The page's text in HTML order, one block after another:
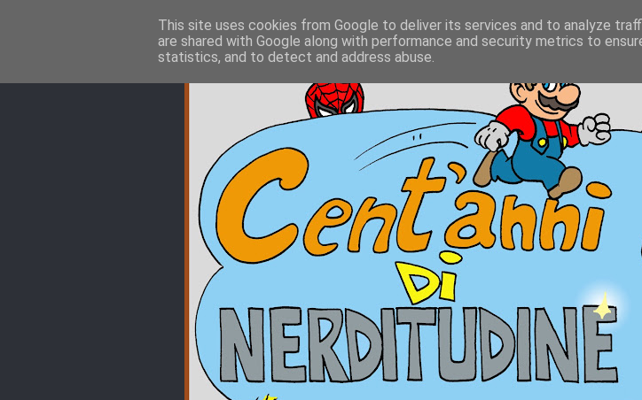
This site uses cookies from Google to deliver its services and to analyze
are shared with Google along with performance and security metrics to
statistics, and to detect and address abuse.